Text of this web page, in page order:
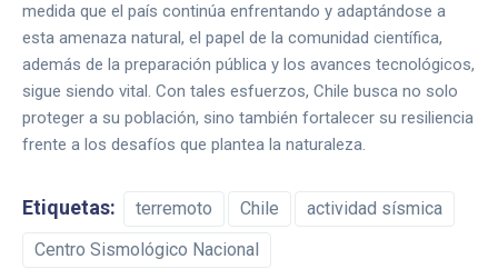
medida que el país continúa enfrentando y adaptándose a
esta amenaza natural, el papel de la comunidad científica,
además de la preparación pública y los avances tecnológicos,
sigue siendo vital. Con tales esfuerzos, Chile busca no solo
proteger a su población, sino también fortalecer su resiliencia
frente a los desafíos que plantea la naturaleza.
Etiquetas: terremoto Chile
actividad sísmica
Centro Sismológico Nacional